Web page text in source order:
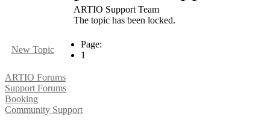
ARTIO Support Team
The topic has been locked.
New Topic
Page:
1
ARTIO Forums
Support Forums
Booking
Community Support